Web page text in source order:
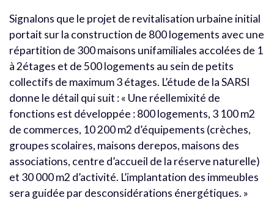
Signalons que le projet de revitalisation urbaine initial
portait sur la construction de 800 logements avec une
répartition de 300 maisons unifamiliales accolées de 1
à 2étages et de 500 logements au sein de petits
collectifs de maximum 3 étages. L’étude de la SARSI
donne le détail qui suit : « Une réellemixité de
fonctions est développée : 800 logements, 3 100 m2
de commerces, 10 200 m2 d’équipements (crèches,
groupes scolaires, maisons derepos, maisons des
associations, centre d’accueil de la réserve naturelle)
et 30 000 m2 d’activité. L’implantation des immeubles
sera guidée par desconsidérations énergétiques. »